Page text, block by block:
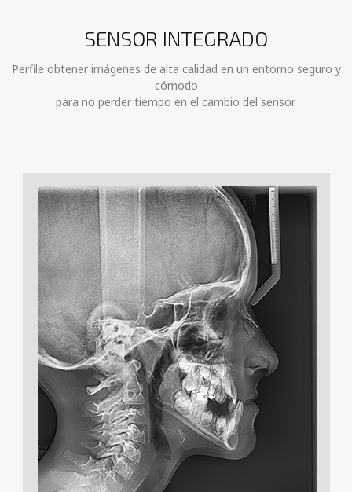
SENSOR INTEGRADO
Perfile obtener imágenes de alta calidad en un entorno seguro y
cómodo
para no perder tiempo en el cambio del sensor.